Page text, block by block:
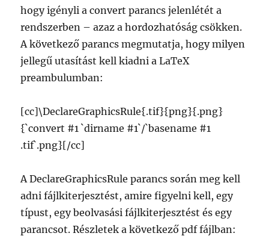
hogy igényli a convert parancs jelenlétét a
rendszerben – azaz a hordozhatóság csökken.
A következő parancs megmutatja, hogy milyen
jellegű utasítást kell kiadni a LaTeX
preambulumban:
[cc]\DeclareGraphicsRule{.tif}{png}{.png}
{`convert #1 `dirname #1`/`basename #1
.tif`.png}[/cc]
A DeclareGraphicsRule parancs során meg kell
adni fájlkiterjesztést, amire figyelni kell, egy
típust, egy beolvasási fájlkiterjesztést és egy
parancsot. Részletek a következő pdf fájlban: